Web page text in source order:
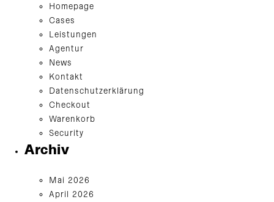
Homepage
Cases
Leistungen
Agentur
News
Kontakt
Datenschutzerklärung
Checkout
Warenkorb
Security
Archiv
Mai 2026
April 2026